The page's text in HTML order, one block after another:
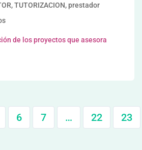
TUTORIZACION, prestador
de los proyectos que asesora
6 7 … 22 23